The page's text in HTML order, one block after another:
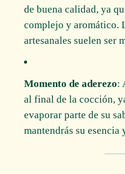
de buena calidad, ya
complejo y aromático.
artesanales suelen ser
Momento de aderezo:
al final de la cocción,
evaporar parte de su
mantendrás su esencia